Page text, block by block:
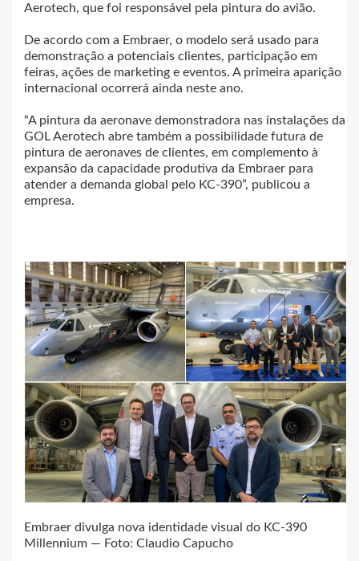
Aerotech, que foi responsável pela pintura do avião.
De acordo com a Embraer, o modelo será usado para
demonstração a potenciais clientes, participação em
feiras, ações de marketing e eventos. A primeira aparição
internacional ocorrerá ainda neste ano.
“A pintura da aeronave demonstradora nas instalações da
GOL Aerotech abre também a possibilidade futura de
pintura de aeronaves de clientes, em complemento à
expansão da capacidade produtiva da Embraer para
atender a demanda global pelo KC-390”, publicou a
empresa.
Embraer divulga nova identidade visual do KC-390
Millennium — Foto: Claudio Capucho